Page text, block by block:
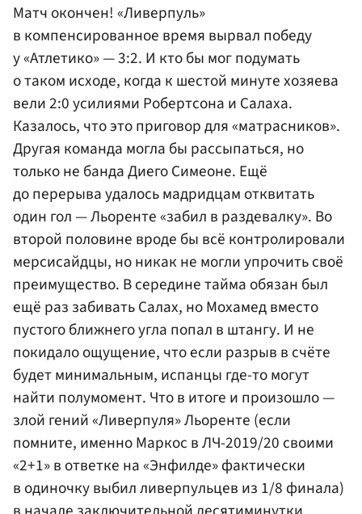
Матч окончен! «Ливерпуль»
в компенсированное время вырвал победу
у «Атлетико» — 3:2. И кто бы мог подумать
о таком исходе, когда к шестой минуте хозяева
вели 2:0 усилиями Робертсона и Салаха.
Казалось, что это приговор для «матрасников».
Другая команда могла бы рассыпаться, но
только не банда Диего Симеоне. Ещё
до перерыва удалось мадридцам отквитать
один гол — Льоренте «забил в раздевалку». Во
второй половине вроде бы всё контролировали
мерсисайдцы, но никак не могли упрочить своё
преимущество. В середине тайма обязан был
ещё раз забивать Салах, но Мохамед вместо
пустого ближнего угла попал в штангу. И не
покидало ощущение, что если разрыв в счёте
будет минимальным, испанцы где-то могут
найти полумомент. Что в итоге и произошло —
злой гений «Ливерпуля» Льоренте (если
помните, именно Маркос в ЛЧ-2019/20 своими
«2+1» в ответке на «Энфилде» фактически
в одиночку выбил ливерпульцев из 1/8 финала)